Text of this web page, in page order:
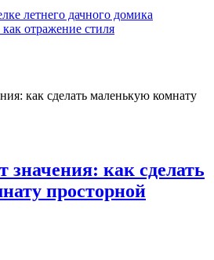
летнего дачного домика
отражение стиля
значения: как сделать
просторной